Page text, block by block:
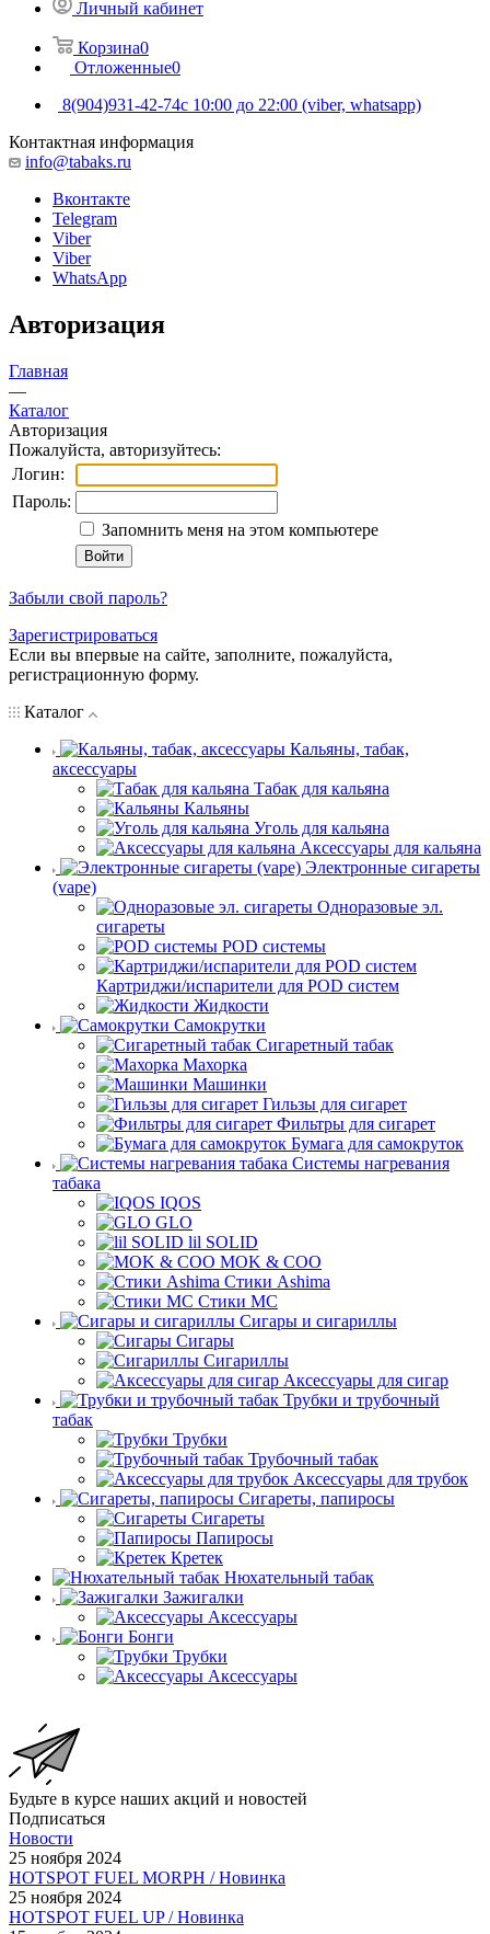
Личный кабинет
Корзина0
Отложенные0
8(904)931-42-74с 10:00 до 22:00 (viber, whatsapp)
Контактная информация
info@tabaks.ru
Вконтакте
Telegram
Viber
Viber
WhatsApp
Авторизация
Главная
—
Каталог
Авторизация
Пожалуйста, авторизуйтесь:
Логин:
Пароль:
Запомнить меня на этом компьютере
Забыли свой пароль?
Зарегистрироваться
Если вы впервые на сайте, заполните, пожалуйста,
регистрационную форму.
Каталог
Кальяны, табак,
аксессуары
Табак для кальяна
Кальяны
Уголь для кальяна
Аксессуары для кальяна
Электронные сигареты
(vape)
Одноразовые эл.
сигареты
POD системы
Картриджи/испарители для POD систем
Жидкости
Самокрутки
Сигаретный табак
Махорка
Машинки
Гильзы для сигарет
Фильтры для сигарет
Бумага для самокруток
Системы нагревания
табака
IQOS
GLO
lil SOLID
MOK & COO
Стики Ashima
Стики MC
Сигары и сигариллы
Сигары
Сигариллы
Аксессуары для сигар
Трубки и трубочный
табак
Трубки
Трубочный табак
Аксессуары для трубок
Сигареты, папиросы
Сигареты
Папиросы
Кретек
Нюхательный табак
Зажигалки
Аксессуары
Бонги
Трубки
Аксессуары
Будьте в курсе наших акций и новостей
Подписаться
Новости
25 ноября 2024
HOTSPOT FUEL MORPH / Новинка
25 ноября 2024
HOTSPOT FUEL UP / Новинка